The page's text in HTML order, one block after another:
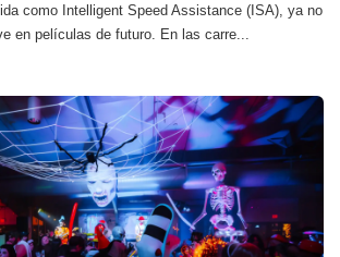
como Intelligent Speed Assistance (ISA), ya no
en películas de futuro. En las carre...